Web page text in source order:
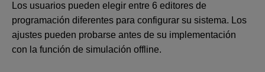
Los usuarios pueden elegir entre 6 editores de
programación diferentes para configurar su sistema. Los
ajustes pueden probarse antes de su implementación
con la función de simulación offline.